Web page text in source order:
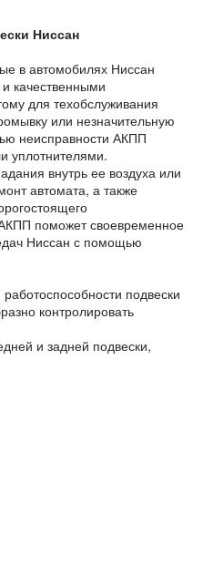
Ниссан
в автомобилях Ниссан
качественными
для техобслуживания
или незначительную
неисправности АКПП
уплотнителями.
внутрь ее воздуха или
автомата, а также
поможет своевременное
Ниссан с помощью
подвески
контролировать
и задней подвески,